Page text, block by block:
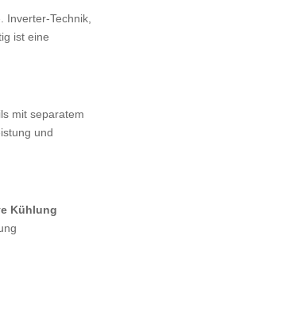
ist eine
mit separatem
und
Kühlung